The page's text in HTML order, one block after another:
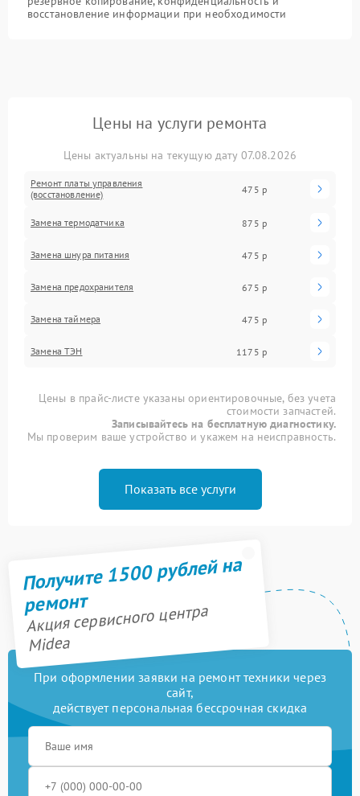
восстановление информации при необходимости
Цены на услуги ремонта
Цены актуальны на текущую дату 07.08.2026
Ремонт платы управления
(восстановление)
475 р
Замена термодатчика 875 р
Замена шнура питания 475 р
Замена предохранителя 675 р
Замена таймера 475 р
Замена ТЭН 1175 р
Цены в прайс-листе указаны ориентировочные, без учета
стоимости запчастей.
Записывайтесь на бесплатную диагностику.
Мы проверим ваше устройство и укажем на неисправность.
Показать все услуги
Получите 1500 рублей на
ремонт
Акция сервисного центра
Midea
При оформлении заявки на ремонт техники через
сайт,
действует персональная бессрочная скидка